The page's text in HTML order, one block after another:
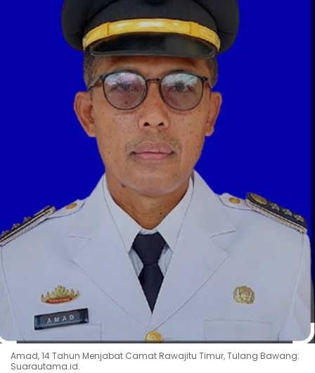
Amad, 14 Tahun Menjabat Camat Rawajitu Timur, Tulang Bawang:
Suarautama.id.